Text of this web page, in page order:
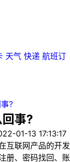
天气 快递 航班订
?
事?
01-13 17:13:17
联网产品的开发
册、密码找回、账